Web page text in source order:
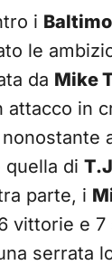
i
le
da Mike
attacco in
quella di
parte, i
vittorie e 7
serrata